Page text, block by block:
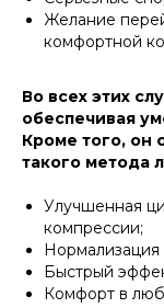
Желание
комфортной
Во всех этих
обеспечивая
Кроме того, он
такого метода
Улучшенная
компрессии;
Нормализация
Быстрый
Комфорт в